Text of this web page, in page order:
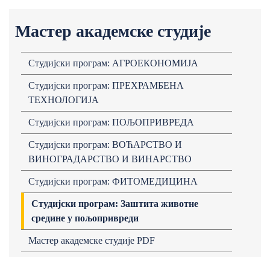
Мастер академске студије
Студијски програм: АГРОЕКОНОМИЈА
Студијски програм: ПРЕХРАМБЕНА
ТЕХНОЛОГИЈА
Студијски програм: ПОЉОПРИВРЕДА
Студијски програм: ВОЋАРСТВО И
ВИНОГРАДАРСТВО И ВИНАРСТВО
Студијски програм: ФИТОМЕДИЦИНА
Студијски програм: Заштита животне
средине у пољопривреди
Мастер академске студије PDF